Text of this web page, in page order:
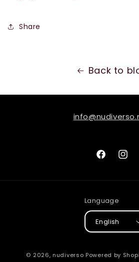
Share
Back to
Facebook
Language
English
© 2026, nudiverso Powered by